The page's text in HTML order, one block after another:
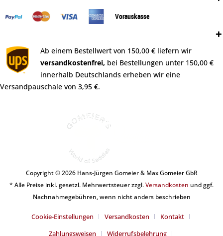
Vorauskasse
Ab einem Bestellwert von 150,00 € liefern wir
versandkostenfrei, bei Bestellungen unter 150,00 €
innerhalb Deutschlands erheben wir eine
Versandpauschale von 3,95 €.
Copyright © 2026 Hans-Jürgen Gomeier & Max Gomeier GbR
* Alle Preise inkl. gesetzl. Mehrwertsteuer zzgl.Versandkosten und ggf.
Nachnahmegebühren, wenn nicht anders beschrieben
Cookie-Einstellungen Versandkosten
Kontakt
Zahlungsweisen
Widerrufsbelehrung